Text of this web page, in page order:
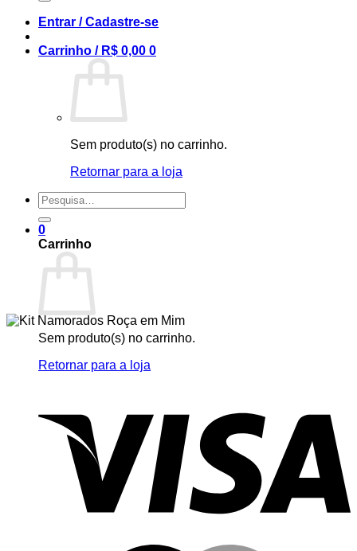
Entrar / Cadastre-se
Carrinho / R$ 0,00 0
Sem produto(s) no carrinho.
Retornar para a loja
Pesquisar
por:
0
Carrinho
Sem produto(s) no carrinho.
Retornar para a loja